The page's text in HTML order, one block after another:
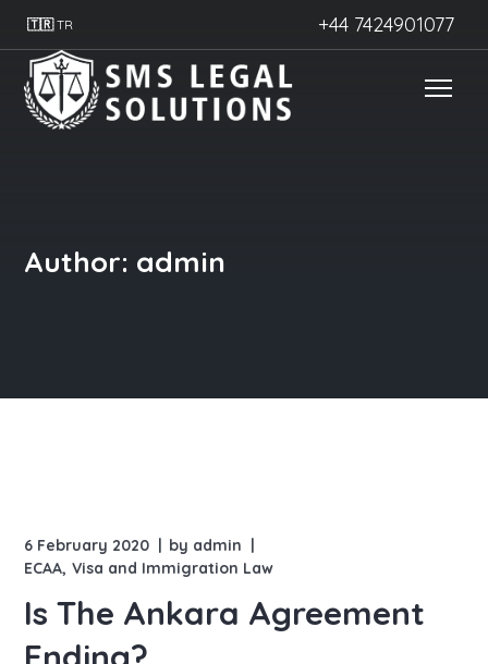
🇹🇷TR +44 7424901077
Author: admin
6 February 2020 by admin
ECAA Visa and Immigration Law
Is The Ankara Agreement